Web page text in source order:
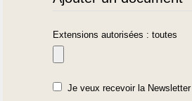
Extensions autorisées : toutes
Je veux recevoir la Newsletter